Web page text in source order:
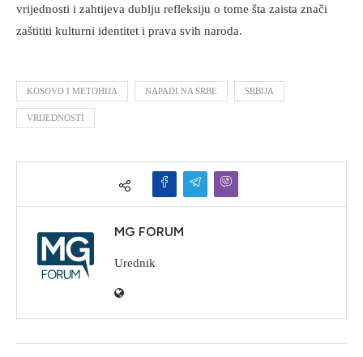
vrijednosti i zahtijeva dublju refleksiju o tome šta zaista znači
zaštititi kulturni identitet i prava svih naroda.
KOSOVO I METOHIJA NAPADI NA SRBE SRBIJA
VRIJEDNOSTI
MG FORUM
Urednik